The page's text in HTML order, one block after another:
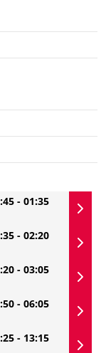
- 01:35
- 02:20
- 03:05
- 06:05
- 13:15